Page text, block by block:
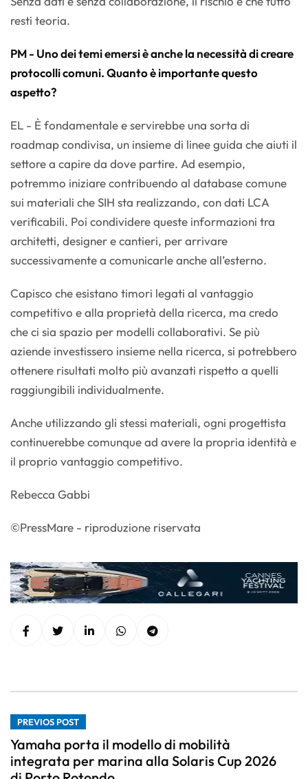
resti teoria.
PM - Uno dei temi emersi è anche la necessità di creare
protocolli comuni. Quanto è importante questo
aspetto?
EL - È fondamentale e servirebbe una sorta di
roadmap condivisa, un insieme di linee guida che aiuti il
settore a capire da dove partire. Ad esempio,
potremmo iniziare contribuendo al database comune
sui materiali che SIH sta realizzando, con dati LCA
verificabili. Poi condividere queste informazioni tra
architetti, designer e cantieri, per arrivare
successivamente a comunicarle anche all’esterno.
Capisco che esistano timori legati al vantaggio
competitivo e alla proprietà della ricerca, ma credo
che ci sia spazio per modelli collaborativi. Se più
aziende investissero insieme nella ricerca, si potrebbero
ottenere risultati molto più avanzati rispetto a quelli
raggiungibili individualmente.
Anche utilizzando gli stessi materiali, ogni progettista
continuerebbe comunque ad avere la propria identità e
il proprio vantaggio competitivo.
Rebecca Gabbi
©PressMare - riproduzione riservata
PREVIOS POST
Yamaha porta il modello di mobilità
integrata per marina alla Solaris Cup 2026